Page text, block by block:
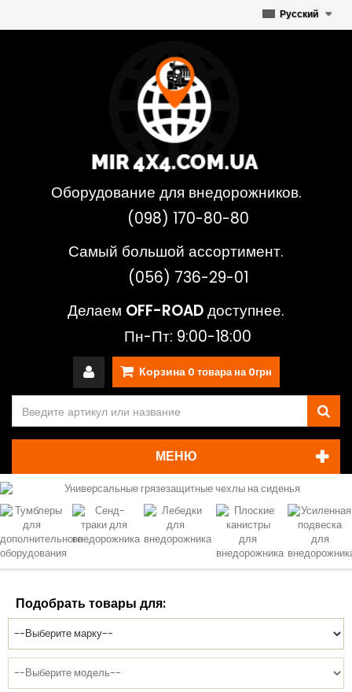
Русский
Оборудование для внедорожников.
(098) 170-80-80
Самый большой ассортимент.
(056) 736-29-01
Делаем OFF-ROADдоступнее.
Пн-Пт: 9:00-18:00
Корзина 0 товара на 0грн
МЕНЮ
Подобрать товары для: